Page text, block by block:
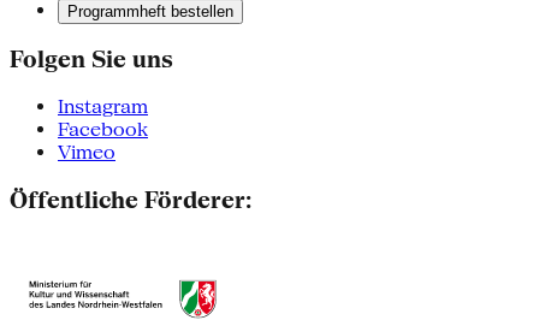
Programmheft bestellen
Folgen Sie uns
Instagram
Facebook
Vimeo
Öffentliche Förderer: